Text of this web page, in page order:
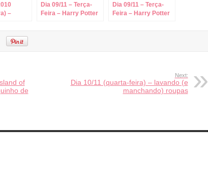
–
Dia 09/11 – Terça-
Feira – Harry Potter
Dia 09/11 – Terça-
Feira – Harry Potter
of
de
Next:
Dia 10/11 (quarta-feira) – lavando (e
manchando) roupas